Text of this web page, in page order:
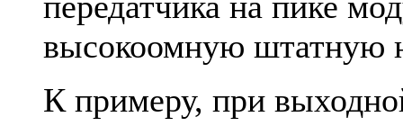
высокоомную штатную
К примеру, при